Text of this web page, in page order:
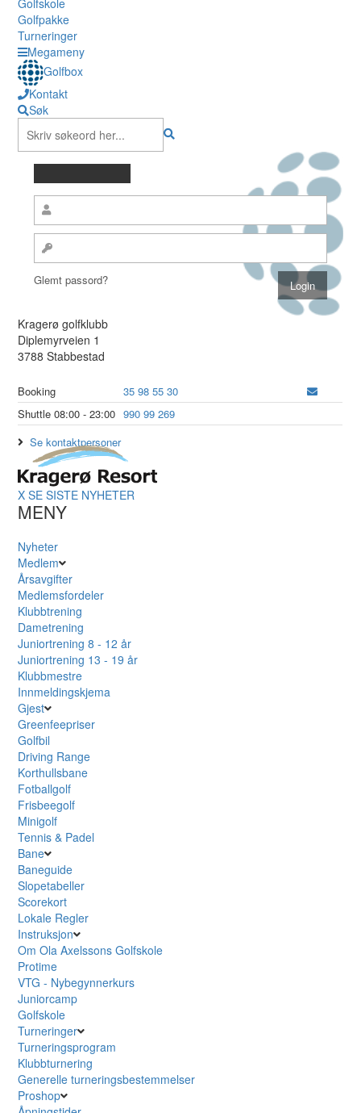
Golfskole
Golfpakke
Turneringer
Megameny
Golfbox
Kontakt
Søk
Glemt passord?
Kragerø golfklubb
Diplemyrveien 1
3788 Stabbestad
Booking
35 98 55 30
Shuttle 08:00 - 23:00 990 99 269
Se kontaktpersoner
X SE SISTE NYHETER
MENY
Nyheter
Medlem
Årsavgifter
Medlemsfordeler
Klubbtrening
Dametrening
Juniortrening 8 - 12 år
Juniortrening 13 - 19 år
Klubbmestre
Innmeldingskjema
Gjest
Greenfeepriser
Golfbil
Driving Range
Korthullsbane
Fotballgolf
Frisbeegolf
Minigolf
Tennis & Padel
Bane
Baneguide
Slopetabeller
Scorekort
Lokale Regler
Instruksjon
Om Ola Axelssons Golfskole
Protime
VTG - Nybegynnerkurs
Juniorcamp
Golfskole
Turneringer
Turneringsprogram
Klubbturnering
Generelle turneringsbestemmelser
Proshop